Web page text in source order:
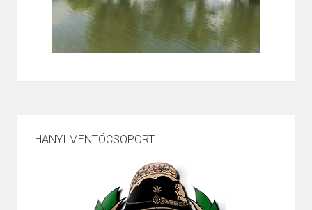
HANYI MENTŐCSOPORT